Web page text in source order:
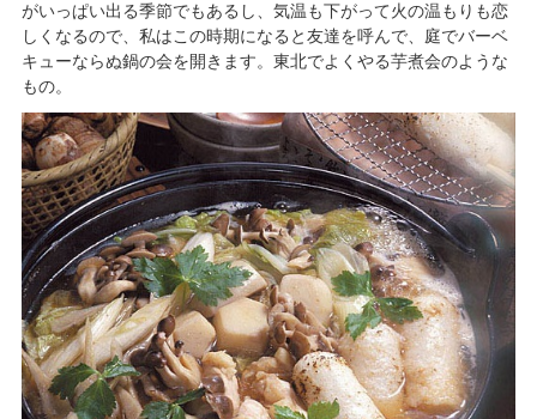
がいっぱい出る季節でもあるし、気温も下がって火の温もりも恋
しくなるので、私はこの時期になると友達を呼んで、庭でバーベ
キューならぬ鍋の会を開きます。東北でよくやる芋煮会のような
もの。